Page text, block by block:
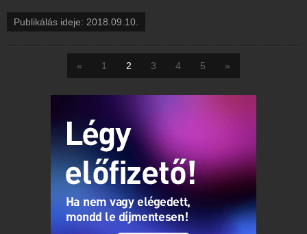
Publikálás ideje: 2018.09.10.
« 1 2 3 4 5 »